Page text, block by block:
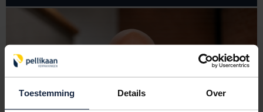
Toestemming Details Over